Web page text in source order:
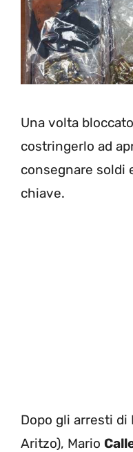
Una volta
costringerlo ad
consegnare soldi
chiave.
Dopo gli arresti di
Aritzo), Mario